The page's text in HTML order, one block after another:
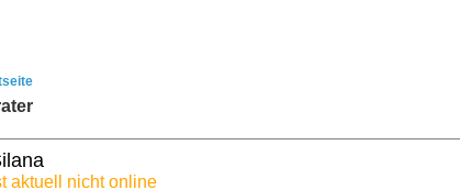
aktuell nicht online